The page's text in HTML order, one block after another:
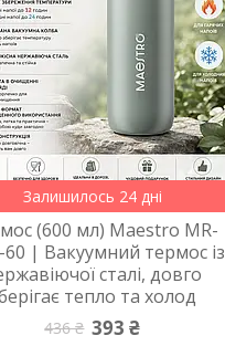
Залишилось 24 дні
(600 мл) Maestro MR-
60 | Вакуумний термос із
сталі, довго
тепло та холод
436 ₴ 393 ₴